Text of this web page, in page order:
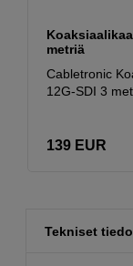
metriä
Cabletronic
12G-SDI 3
139 EUR
Tekniset